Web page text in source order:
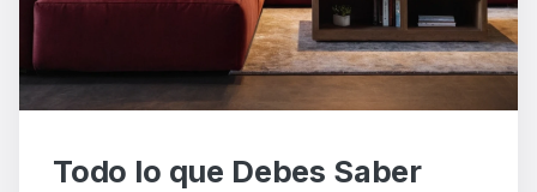
Todo lo que Debes Saber